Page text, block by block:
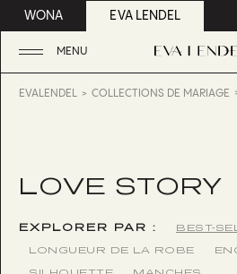
WONA EVA LENDEL
MENU
EVALENDEL COLLECTIONS DE MARIAGE
LOVE STORY
EXPLORER PAR :
BEST-
LONGUEUR DE LA ROBE